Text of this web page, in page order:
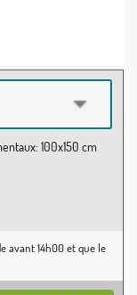
100x150 cm
avant 14h00 et que le